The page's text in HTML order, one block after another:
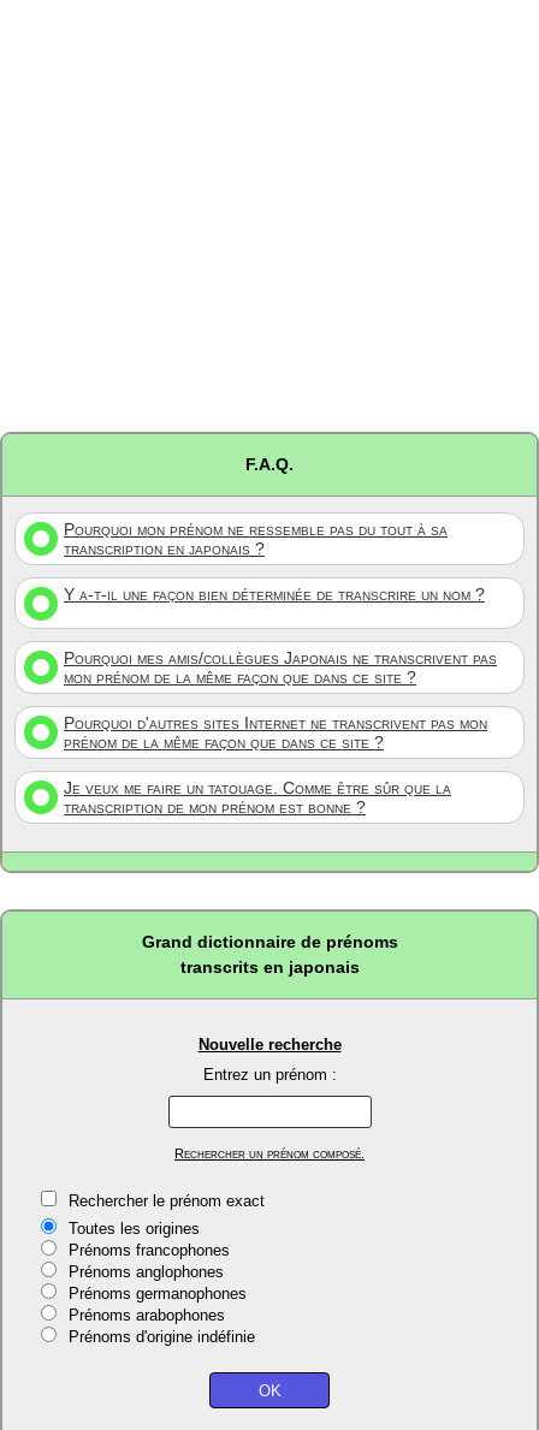
F.A.Q.
Pourquoi mon prénom ne ressemble pas du tout à sa
transcription en japonais ?
Y a-t-il une façon bien déterminée de transcrire un nom ?
Pourquoi mes amis/collègues Japonais ne transcrivent pas
mon prénom de la même façon que dans ce site ?
Pourquoi d'autres sites Internet ne transcrivent pas mon
prénom de la même façon que dans ce site ?
Je veux me faire un tatouage. Comme être sûr que la
transcription de mon prénom est bonne ?
Grand dictionnaire de prénoms
transcrits en japonais
Nouvelle recherche
Entrez un prénom :
Rechercher un prénom composé.
Rechercher le prénom exact
Toutes les origines
Prénoms francophones
Prénoms anglophones
Prénoms germanophones
Prénoms arabophones
Prénoms d'origine indéfinie